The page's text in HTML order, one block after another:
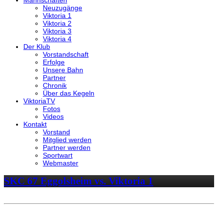
Neuzugänge
Viktoria 1
Viktoria 2
Viktoria 3
Viktoria 4
Der Klub
Vorstandschaft
Erfolge
Unsere Bahn
Partner
Chronik
Über das Kegeln
ViktoriaTV
Fotos
Videos
Kontakt
Vorstand
Mitglied werden
Partner werden
Sportwart
Webmaster
SKC 67 Eggolsheim vs. Viktoria 1